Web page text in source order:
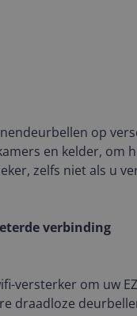
op
en kelder, om
zelfs niet als u
verbinding
versterker om uw
draadloze